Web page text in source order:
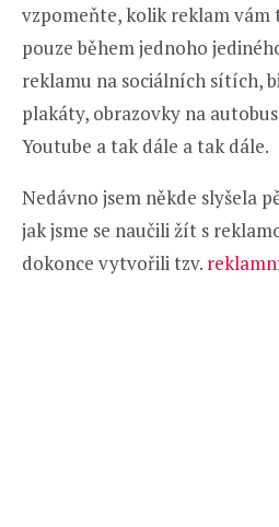
vzpomeňte, kolik reklam vám
pouze během jednoho
reklamu na sociálních sítích,
plakáty, obrazovky na
Youtube a tak dále a tak dále.
Nedávno jsem někde slyšela
jak jsme se naučili žít s
dokonce vytvořili tzv.